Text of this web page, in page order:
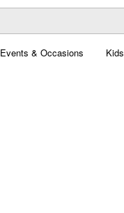
Events & Occasions Kids